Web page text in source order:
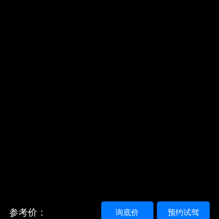
参考价： 预约试驾
询底价